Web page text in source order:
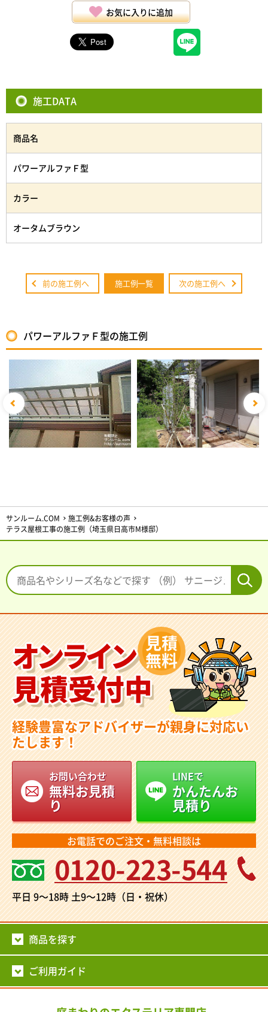
お気に入りに追加
施工DATA
商品名
パワーアルファＦ型
カラー
オータムブラウン
前の施工例へ 施工例一覧 次の施工例へ
パワーアルファＦ型の施工例
サンルーム.COM
施工例&お客様の声
テラス屋根工事の施工例（埼玉県日高市M様邸）
オンライン
見積受付中
見積
無料
経験豊富なアドバイザーが親身に対応い
たします！
お問い合わせ
無料お見積
り
LINEで
かんたんお
見積り
お電話でのご注文・無料相談は
0120-223-544
平日 9～18時土9～12時（日・祝休）
商品を探す
ご利用ガイド